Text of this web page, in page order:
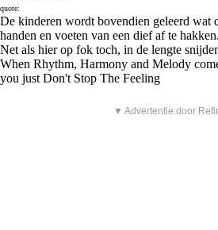
quote:
De kinderen wordt bovendien geleerd wat
handen en voeten van een dief af te hakken.
Net als hier op fok toch, in de lengte
When Rhythm, Harmony and Melody
you just Don't Stop The Feeling
▼ Advertentie door